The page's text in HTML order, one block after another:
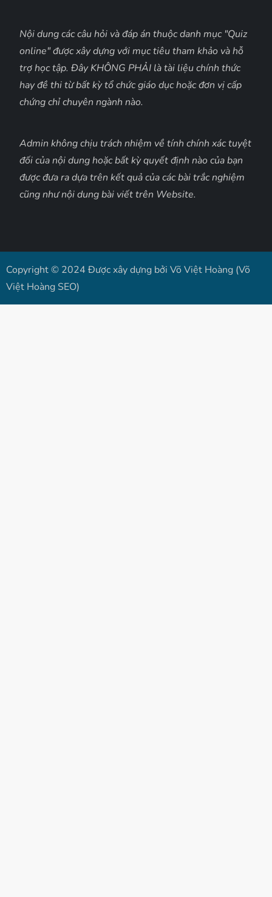
Nội dung các câu hỏi và đáp án thuộc danh mục "Quiz
online" được xây dựng với mục tiêu tham khảo và hỗ
trợ học tập. Đây KHÔNG PHẢI là tài liệu chính thức
hay đề thi từ bất kỳ tổ chức giáo dục hoặc đơn vị cấp
chứng chỉ chuyên ngành nào.
Admin không chịu trách nhiệm về tính chính xác tuyệt
đối của nội dung hoặc bất kỳ quyết định nào của bạn
được đưa ra dựa trên kết quả của các bài trắc nghiệm
cũng như nội dung bài viết trên Website.
Copyright © 2024 Được xây dựng bởi Võ Việt Hoàng (Võ
Việt Hoàng SEO)